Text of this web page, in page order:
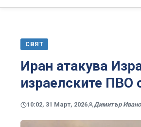
СВЯТ
Иран атакува
израелските ПВО
10:02, 31 Март, 2026 Димитър